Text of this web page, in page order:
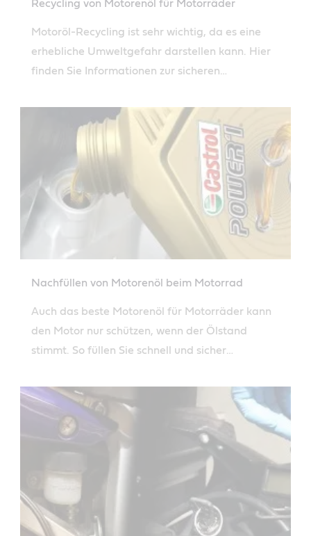
Recycling von Motorenöl für Motorräder
Motoröl-Recycling ist sehr wichtig, da es eine
erhebliche Umweltgefahr darstellen kann. Hier
finden Sie Informationen zur sicheren
Nachfüllen von Motorenöl beim Motorrad
Auch das beste Motorenöl für Motorräder kann
den Motor nur schützen, wenn der Ölstand
stimmt. So füllen Sie schnell und sicher